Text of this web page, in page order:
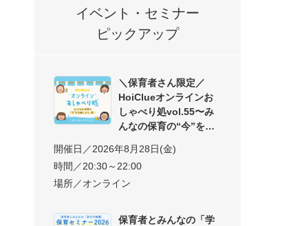
イベント・セミナー
ピックアップ
＼保育者さん限定／
HoiClueオンラインお
しゃべり処vol.55〜み
んなの保育の“今”を交
開催日／2026年8月28日(金)
時間／20:30～22:00
場所／オンライン
保育者とみんなの「学